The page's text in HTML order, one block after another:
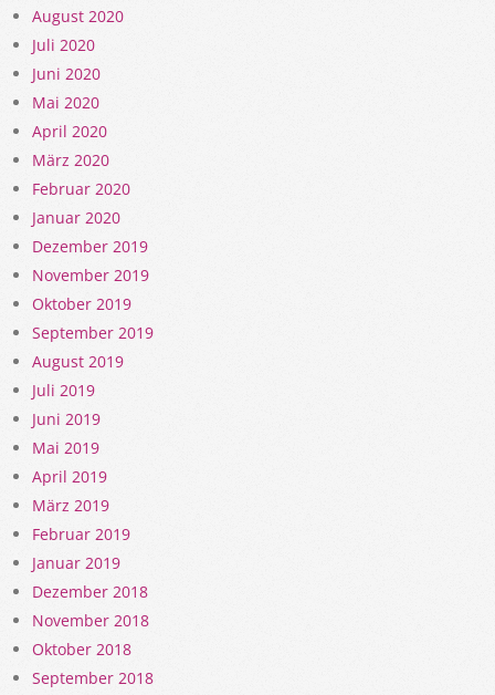
August 2020
Juli 2020
Juni 2020
Mai 2020
April 2020
März 2020
Februar 2020
Januar 2020
Dezember 2019
November 2019
Oktober 2019
September 2019
August 2019
Juli 2019
Juni 2019
Mai 2019
April 2019
März 2019
Februar 2019
Januar 2019
Dezember 2018
November 2018
Oktober 2018
September 2018